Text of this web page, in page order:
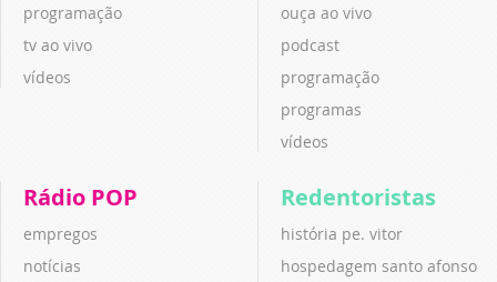
programação
tv ao vivo
vídeos
ouça ao vivo
podcast
programação
programas
vídeos
Rádio POP
empregos
notícias
Redentoristas
história pe. vitor
hospedagem santo afonso